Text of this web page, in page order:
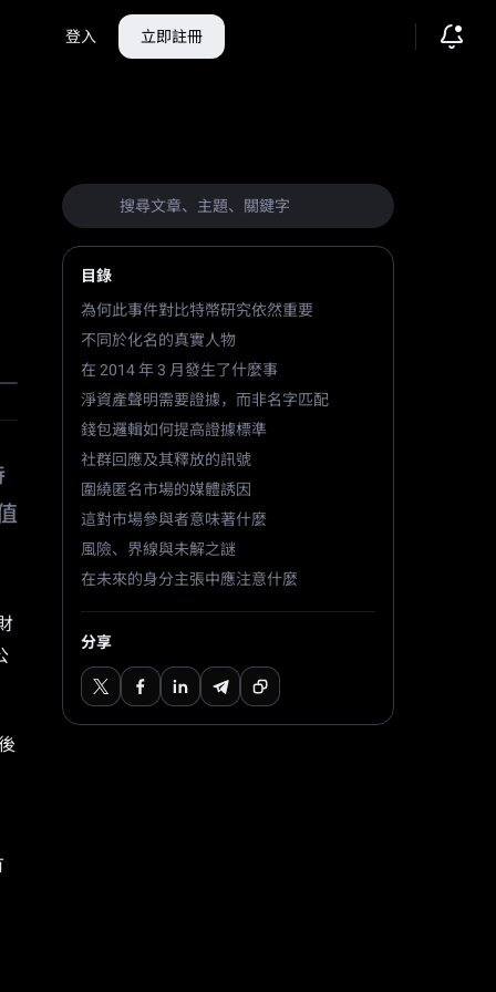
登入 立即註冊
目錄
為何此事件對比特幣研究依然重要
不同於化名的真實人物
在 2014 年 3 月發生了什麼事
淨資產聲明需要證據，而非名字匹配
錢包邏輯如何提高證據標準
社群回應及其釋放的訊號
圍繞匿名市場的媒體誘因
這對市場參與者意味著什麼
風險、界線與未解之謎
在未來的身分主張中應注意什麼
分享